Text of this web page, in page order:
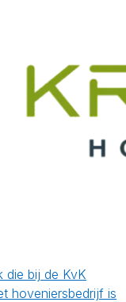
die bij de KvK
hoveniersbedrijf is